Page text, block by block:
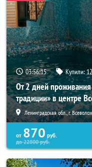
03:56:14 Купили:
От 2 дней проживания
традиции» в центре
Ленинградская обл., г.
от 870 руб.
до22800руб.